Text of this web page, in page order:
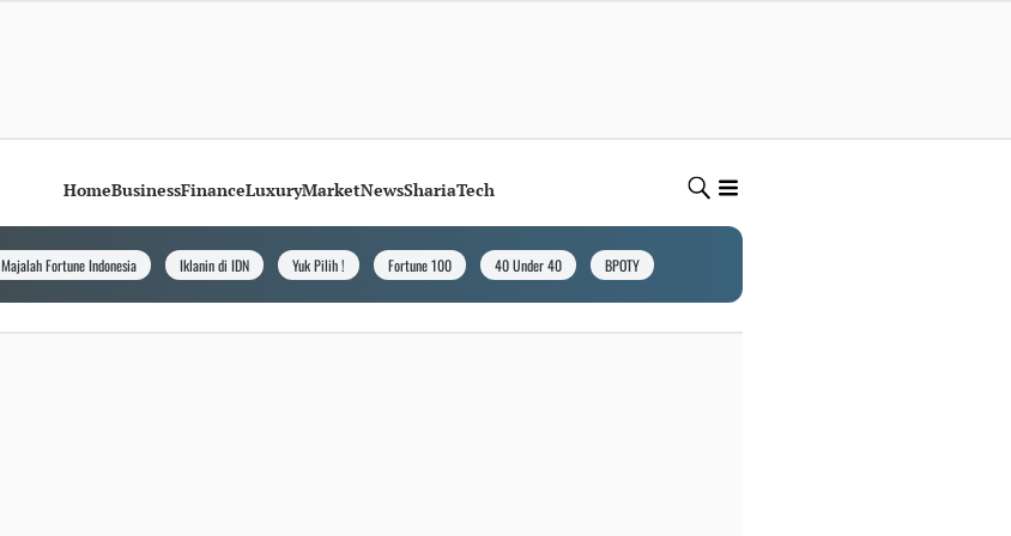
HomeBusinessFinanceLuxuryMarketNewsShariaTech
Majalah Fortune Indonesia Iklanin di IDN Yuk Pilih ! Fortune 100 40 Under 40 BPOTY